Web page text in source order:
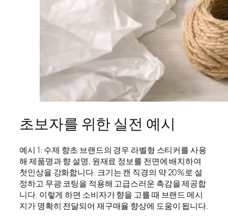
초보자를 위한 실전 예시
예시 1: 수제 향초 브랜드의 경우 라벨형 스티커를 사용
해 제품명과 향 설명, 원재료 정보를 전면에 배치하여
첫인상을 강화합니다. 크기는 캔 직경의 약 20%로 설
정하고 무광 코팅을 적용해 고급스러운 촉감을 제공합
니다. 이렇게 하면 소비자가 향을 고를 때 브랜드 메시
지가 명확히 전달되어 재구매율 향상에 도움이 됩니다.